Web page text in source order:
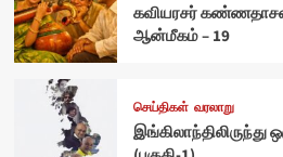
கவியரசர்
ஆன்மீகம் – 19
செய்திகள் வரலாறு
இங்கிலாந்திலிருந்து